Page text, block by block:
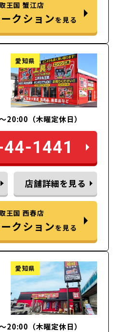
王国 蟹江店
クションを見る
愛知県
20:00（木曜定休日）
1441
店舗詳細を見る
王国 西春店
クションを見る
愛知県
20:00（木曜定休日）